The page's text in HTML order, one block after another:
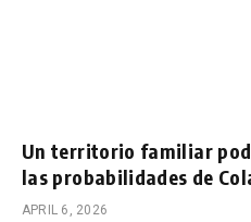
Un territorio familiar
las probabilidades de
APRIL 6, 2026